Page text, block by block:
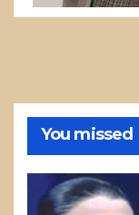
You missed